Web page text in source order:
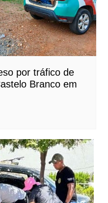
por tráfico de
Branco em